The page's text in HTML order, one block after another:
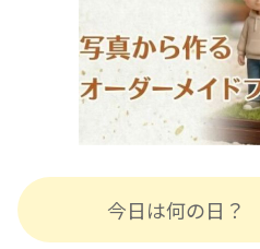
今日は何の日？